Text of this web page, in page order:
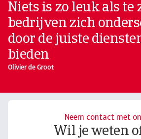
Niets is zo leuk als te
bedrijven zich
door de juiste
bieden
Olivier de Groot
Neem contact met
Wil je weten